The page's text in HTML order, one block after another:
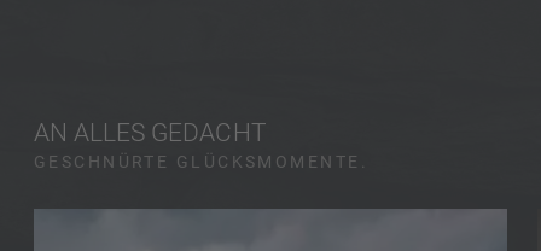
AN ALLES GEDACHT
GESCHNÜRTE GLÜCKSMOMENTE.